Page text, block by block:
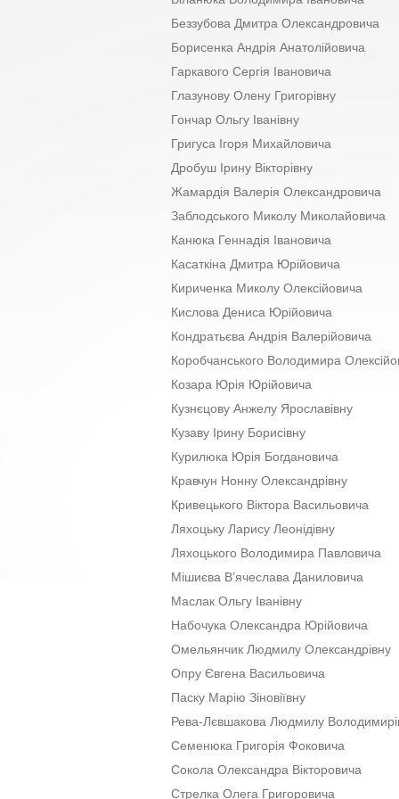
Беззубова Дмитра Олександровича
Борисенка Андрія Анатолійовича
Гаркавого Сергія Івановича
Глазунову Олену Григорівну
Гончар Ольгу Іванівну
Григуса Ігоря Михайловича
Дробуш Ірину Вікторівну
Жамардія Валерія Олександровича
Заблодського Миколу Миколайовича
Канюка Геннадія Івановича
Касаткіна Дмитра Юрійовича
Кириченка Миколу Олексійовича
Кислова Дениса Юрійовича
Кондратьєва Андрія Валерійовича
Коробчанського Володимира
Козара Юрія Юрійовича
Кузнєцову Анжелу Ярославівну
Кузаву Ірину Борисівну
Курилюка Юрія Богдановича
Кравчун Нонну Олександрівну
Кривецького Віктора Васильовича
Ляхоцьку Ларису Леонідівну
Ляхоцького Володимира Павловича
Мішиєва В’ячеслава Даниловича
Маслак Ольгу Іванівну
Набочука Олександра Юрійовича
Омельянчик Людмилу Олександрівну
Опру Євгена Васильовича
Паску Марію Зіновіївну
Рева-Лєвшакова Людмилу
Семенюка Григорія Фоковича
Сокола Олександра Вікторовича
Стрелка Олега Григоровича